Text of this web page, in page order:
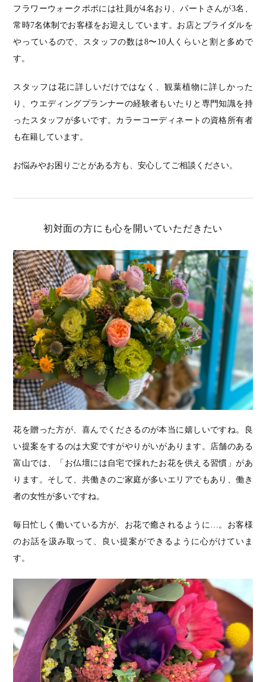
フラワーウォークポポには社員が4名おり、パートさんが3名、
常時7名体制でお客様をお迎えしています。お店とブライダルを
やっているので、スタッフの数は8〜10人くらいと割と多めで
す。
スタッフは花に詳しいだけではなく、観葉植物に詳しかった
り、ウエディングプランナーの経験者もいたりと専門知識を持
ったスタッフが多いです。カラーコーディネートの資格所有者
も在籍しています。
お悩みやお困りごとがある方も、安心してご相談ください。
初対面の方にも心を開いていただきたい
花を贈った方が、喜んでくださるのが本当に嬉しいですね。良
い提案をするのは大変ですがやりがいがあります。店舗のある
富山では、「お仏壇には自宅で採れたお花を供える習慣」があ
ります。そして、共働きのご家庭が多いエリアでもあり、働き
者の女性が多いですね。
毎日忙しく働いている方が、お花で癒されるように…。お客様
のお話を汲み取って、良い提案ができるように心がけていま
す。